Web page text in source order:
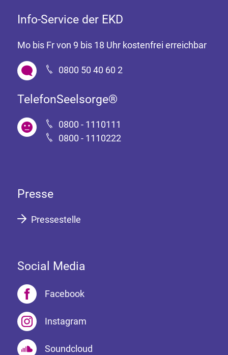
Info-Service der EKD
Mo bis Fr von 9 bis 18 Uhr kostenfrei erreichbar
0800 50 40 60 2
TelefonSeelsorge®
0800 - 1110111
0800 - 1110222
Presse
Pressestelle
Social Media
Facebook
Instagram
Soundcloud